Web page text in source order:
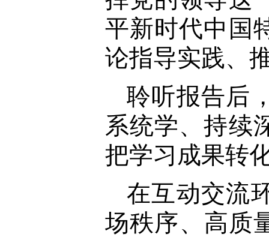
平新时代中国
论指导实践、
聆听报告后
系统学、持续
把学习成果转
在互动交流
场秩序、高质